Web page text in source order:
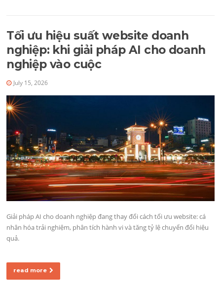
Tối ưu hiệu suất website doanh
nghiệp: khi giải pháp AI cho doanh
nghiệp vào cuộc
July 15, 2026
Giải pháp AI cho doanh nghiệp đang thay đổi cách tối ưu website: cá
nhân hóa trải nghiệm, phân tích hành vi và tăng tỷ lệ chuyển đổi hiệu
quả.
read more